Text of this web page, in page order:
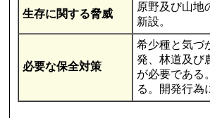
生存に関する脅威
原野及び山地
新設。
必要な保全対策
希少種と気づ
発、林道及び
が必要である
る。開発行為